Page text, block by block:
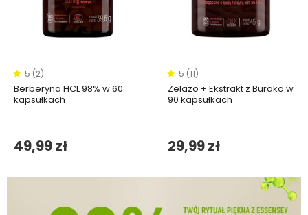
5 (2)
Berberyna HCL 98% w 60
kapsułkach
49,99 zł
5 (11)
Żelazo + Ekstrakt z Buraka w
90 kapsułkach
29,99 zł